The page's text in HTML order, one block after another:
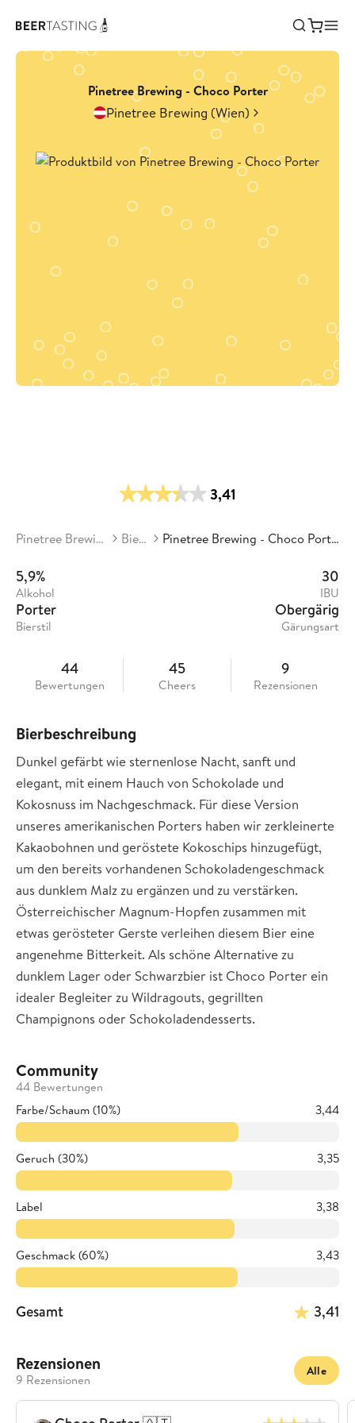
Pinetree Brewing - Choco Porter
Pinetree Brewing (Wien)
3,41
Pinetree Brewing Biere Pinetree Brewing - Choco Porter
5,9%
Alkohol
30
IBU
Porter
Bierstil
Obergärig
Gärungsart
44
Bewertungen
45
Cheers
9
Rezensionen
Bierbeschreibung
Dunkel gefärbt wie sternenlose Nacht, sanft und
elegant, mit einem Hauch von Schokolade und
Kokosnuss im Nachgeschmack. Für diese Version
unseres amerikanischen Porters haben wir zerkleinerte
Kakaobohnen und geröstete Kokoschips hinzugefügt,
um den bereits vorhandenen Schokoladengeschmack
aus dunklem Malz zu ergänzen und zu verstärken.
Österreichischer Magnum-Hopfen zusammen mit
etwas gerösteter Gerste verleihen diesem Bier eine
angenehme Bitterkeit. Als schöne Alternative zu
dunklem Lager oder Schwarzbier ist Choco Porter ein
idealer Begleiter zu Wildragouts, gegrillten
Champignons oder Schokoladendesserts.
Community
44 Bewertungen
Farbe/Schaum (10%)
3,44
Geruch (30%) 3,35
Label 3,38
Geschmack (60%) 3,43
Gesamt 3,41
Rezensionen
9 Rezensionen
Alle